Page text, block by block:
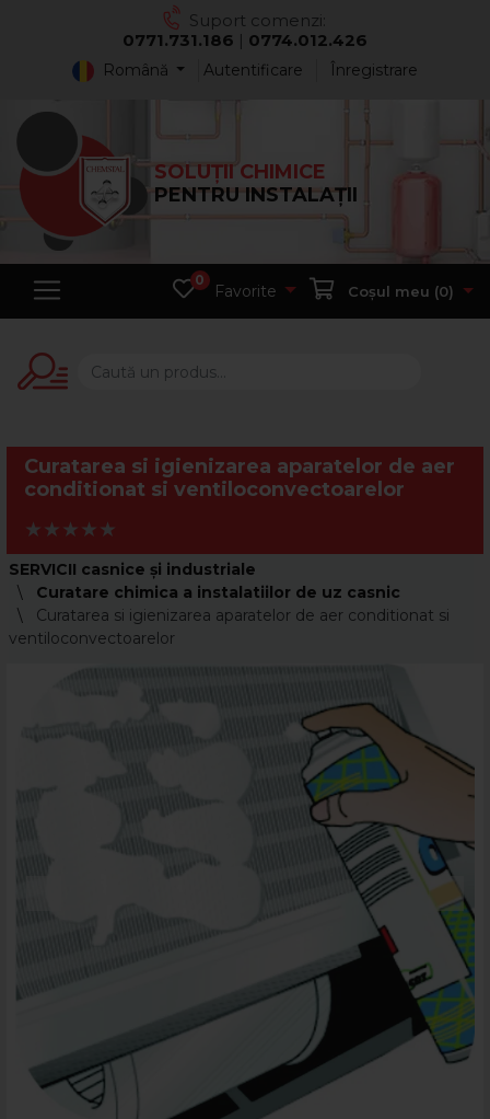
Suport comenzi:
0771.731.186 | 0774.012.426
Română Autentificare Înregistrare
SOLUȚII CHIMICE
PENTRU INSTALAȚII
0
Favorite Coșul meu (0)
Curatarea si igienizarea aparatelor de aer
conditionat si ventiloconvectoarelor
SERVICII casnice și industriale
Curatare chimica a instalatiilor de uz casnic
Curatarea si igienizarea aparatelor de aer conditionat si
ventiloconvectoarelor